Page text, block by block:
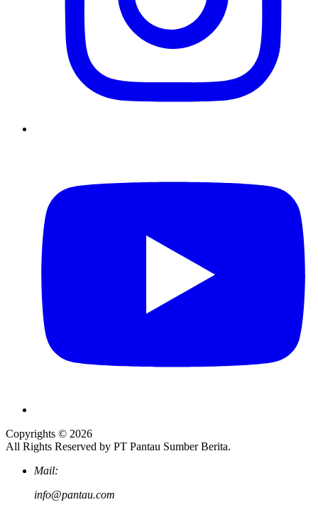
Copyrights © 2026
All Rights Reserved by PT Pantau Sumber Berita.
Mail:
info@pantau.com